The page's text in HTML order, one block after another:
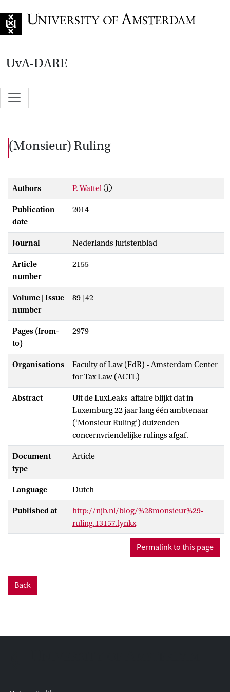
UvA-DARE
(Monsieur) Ruling
Authors P. Wattel
Publication
date
2014
Journal Nederlands Juristenblad
Article
number
2155
Volume | Issue
number
89 | 42
Pages (from-
to)
2979
Organisations
Faculty of Law (FdR) - Amsterdam Center
for Tax Law (ACTL)
Abstract
Uit de LuxLeaks-affaire blijkt dat in
Luxemburg 22 jaar lang één ambtenaar
(‘Monsieur Ruling’) duizenden
concernvriendelijke rulings afgaf.
Document
type
Article
Language Dutch
Published at
http://njb.nl/blog/%28monsieur%29-
ruling.13157.lynkx
Permalink to this page
Back